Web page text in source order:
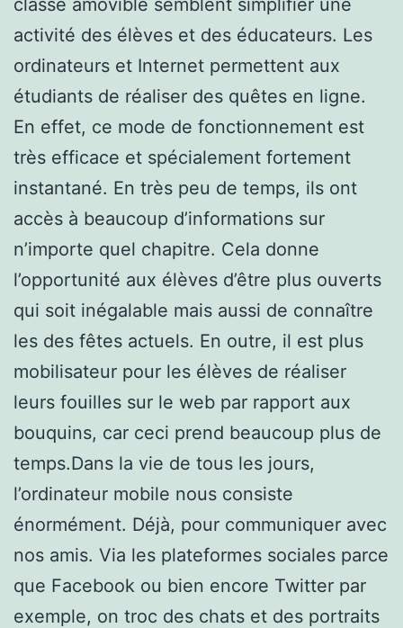
activité des élèves et des éducateurs. Les
ordinateurs et Internet permettent aux
étudiants de réaliser des quêtes en ligne.
En effet, ce mode de fonctionnement est
très efficace et spécialement fortement
instantané. En très peu de temps, ils ont
accès à beaucoup d’informations sur
n’importe quel chapitre. Cela donne
l’opportunité aux élèves d’être plus ouverts
qui soit inégalable mais aussi de connaître
les des fêtes actuels. En outre, il est plus
mobilisateur pour les élèves de réaliser
leurs fouilles sur le web par rapport aux
bouquins, car ceci prend beaucoup plus de
temps.Dans la vie de tous les jours,
l’ordinateur mobile nous consiste
énormément. Déjà, pour communiquer avec
nos amis. Via les plateformes sociales parce
que Facebook ou bien encore Twitter par
exemple, on troc des chats et des portraits